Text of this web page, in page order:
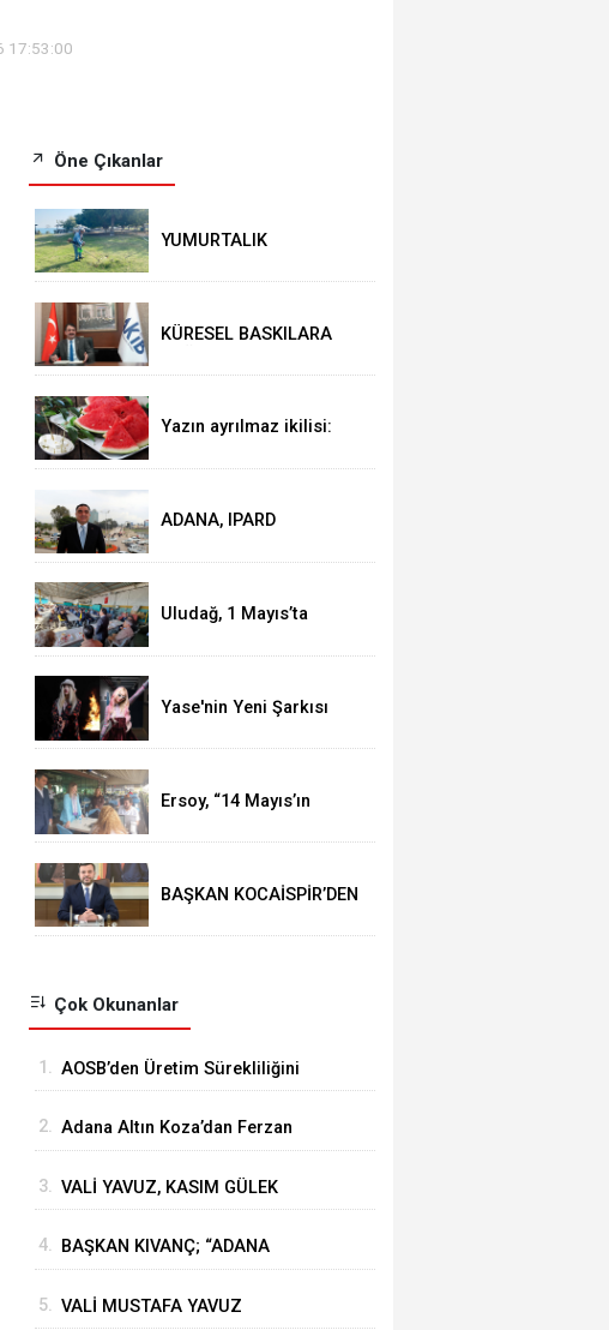
17:53:00
Öne Çıkanlar
YUMURTALIK
ALAN HAMLESİ
KÜRESEL BASKILARA
293,3 MİLYON DOLARLIK
Yazın ayrılmaz ikilisi:
ADANA, IPARD
Uludağ, 1 Mayıs’ta
Yase'nin Yeni Şarkısı
Buluştu
Ersoy, “14 Mayıs’ın
BAŞKAN KOCAİSPİR’DEN
MESAJI
Çok Okunanlar
1. ⁠AOSB’den Üretim Sürekliliğini
2. Adana Altın Koza’dan Ferzan
Ödülü
3. VALİ YAVUZ, KASIM GÜLEK
ÇALIŞMALARI İNCELEDİ
4. BAŞKAN KIVANÇ; “ADANA
DOLARA YAKLAŞTI”
5. VALİ MUSTAFA YAVUZ